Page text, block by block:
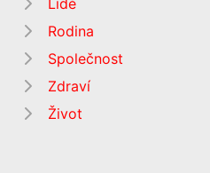
Rodina
Společnost
Zdraví
Život